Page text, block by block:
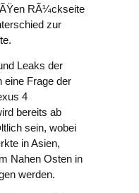
RÃ¼ckseite
zur
.
Leaks der
eine Frage der
4
bereits ab
sein, wobei
in Asien,
Nahen Osten in
werden.